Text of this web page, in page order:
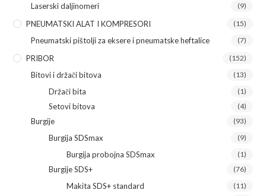
Laserski daljinomeri (9)
PNEUMATSKI ALAT I KOMPRESORI (15)
Pneumatski pištolji za eksere i pneumatske heftalice (7)
PRIBOR (152)
Bitovi i držači bitova (13)
Držači bita (1)
Setovi bitova (4)
Burgije (93)
Burgija SDSmax (9)
Burgija probojna SDSmax (1)
Burgije SDS+ (76)
Makita SDS+ standard (11)